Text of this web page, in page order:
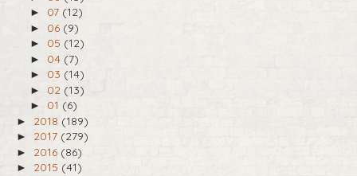
► 07 (12)
► 06 (9)
► 05 (12)
► 04 (7)
► 03 (14)
► 02 (13)
► 01 (6)
► 2018 (189)
► 2017 (279)
► 2016 (86)
► 2015 (41)